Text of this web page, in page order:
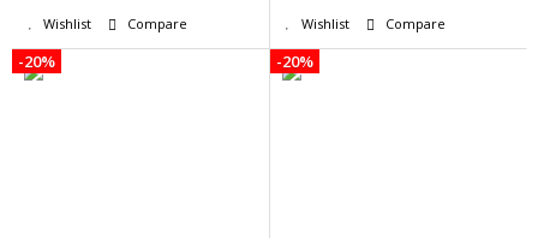
Wishlist Compare Wishlist Compare
-20% -20%